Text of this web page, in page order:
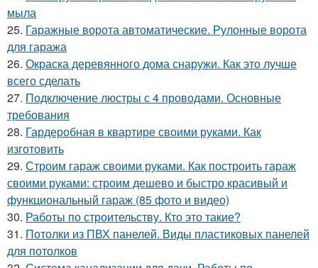
мыла
25. Гаражные ворота автоматические. Рулонные ворота
для гаража
26. Окраска деревянного дома снаружи. Как это лучше
всего сделать
27. Подключение люстры с 4 проводами. Основные
требования
28. Гардеробная в квартире своими руками. Как
изготовить
29. Строим гараж своими руками. Как построить гараж
своими руками: строим дешево и быстро красивый и
функциональный гараж (85 фото и видео)
30. Работы по строительству. Кто это такие?
31. Потолки из ПВХ панелей. Виды пластиковых панелей
для потолков